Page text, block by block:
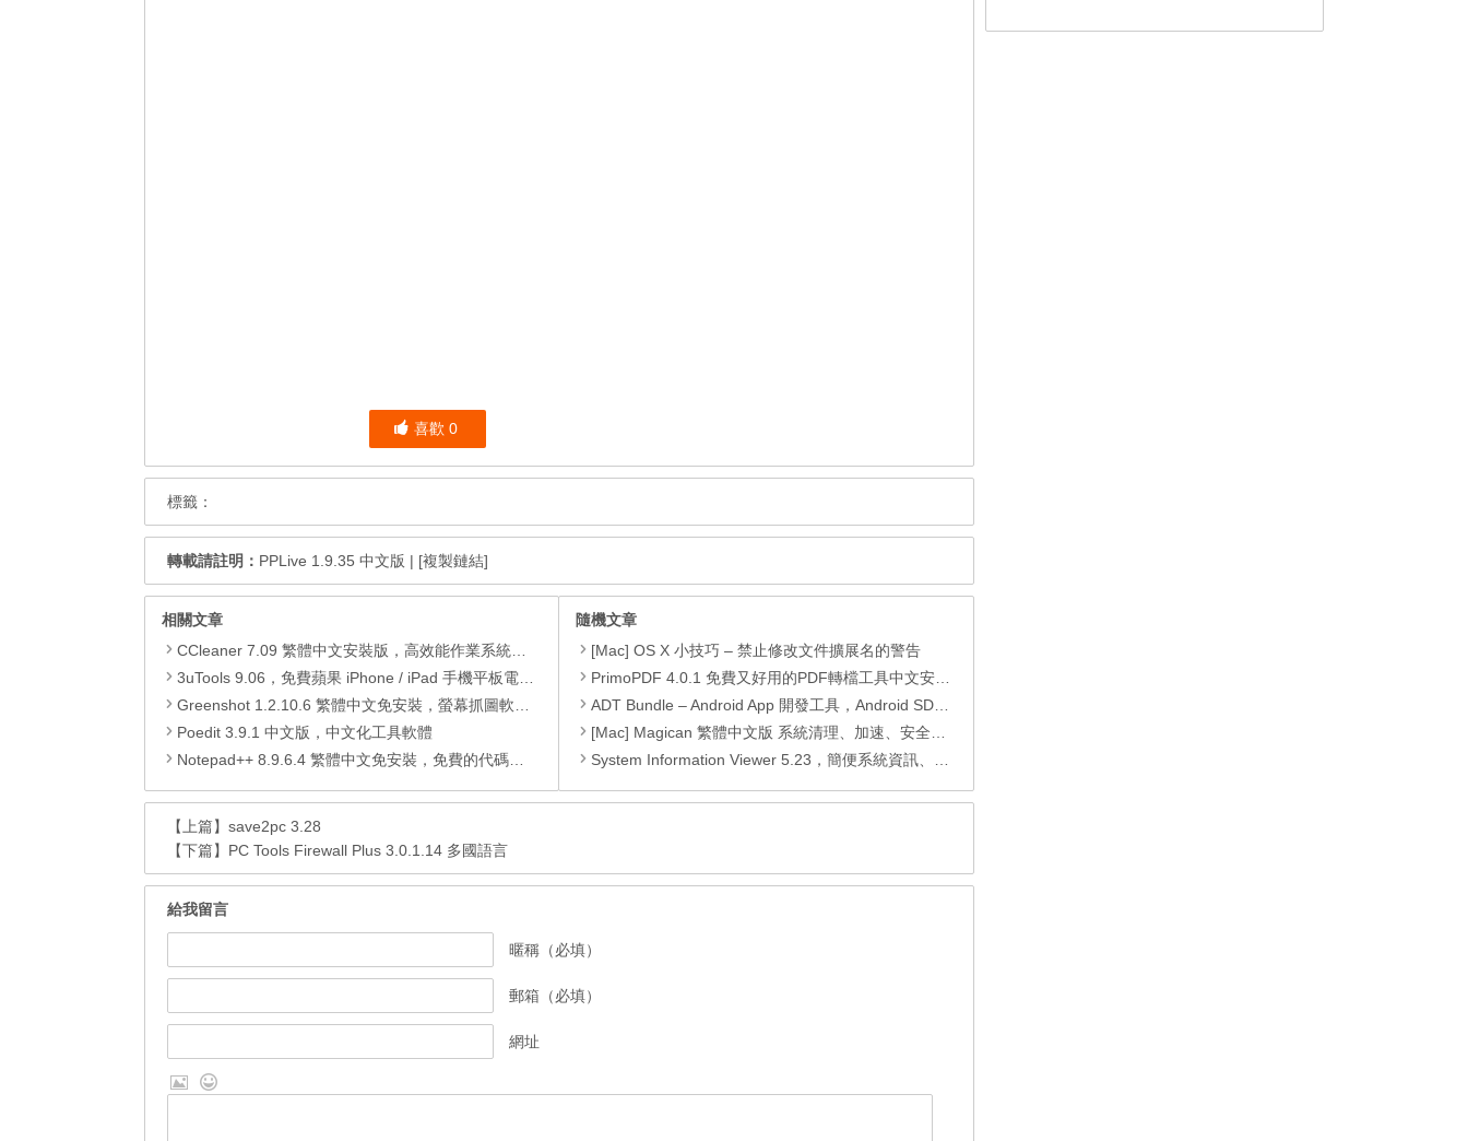
喜歡 0
標籤：
轉載請註明： PPLive 1.9.35 中文版 | [複製鏈結]
相關文章
CCleaner 7.09 繁體中文安裝版，高效能作業系統清理軟體
3uTools 9.06，免費蘋果 iPhone / iPad 手機平板電腦管理備份還原軟體
Greenshot 1.2.10.6 繁體中文免安裝，螢幕抓圖軟體，1.3.315 安裝版
Poedit 3.9.1 中文版，中文化工具軟體
Notepad++ 8.9.6.4 繁體中文免安裝，免費的代碼編輯器
隨機文章
[Mac] OS X 小技巧 – 禁止修改文件擴展名的警告
PrimoPDF 4.0.1 免費又好用的PDF轉檔工具中文安裝版
ADT Bundle – Android App 開發工具，Android SDK、eclipse、Android Development Tools
[Mac] Magican 繁體中文版 系統清理、加速、安全監控
System Information Viewer 5.23，簡便系統資訊、規格檢視器
【上篇】 save2pc 3.28
【下篇】 PC Tools Firewall Plus 3.0.1.14 多國語言
給我留言
暱稱（必填）
郵箱（必填）
網址